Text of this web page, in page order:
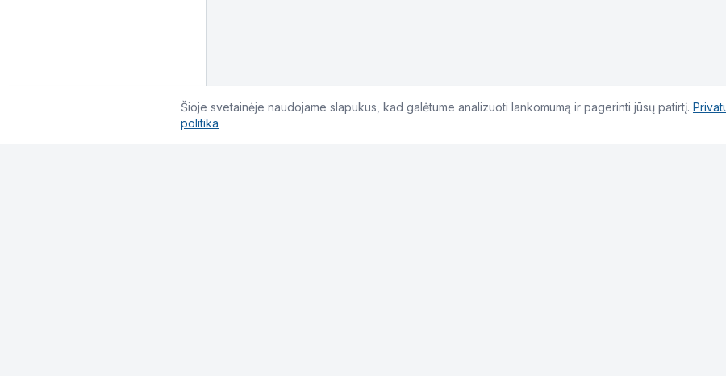
Šioje svetainėje naudojame slapukus, kad galėtume analizuoti lankomumą ir pagerinti jūsų patirtį.
politika